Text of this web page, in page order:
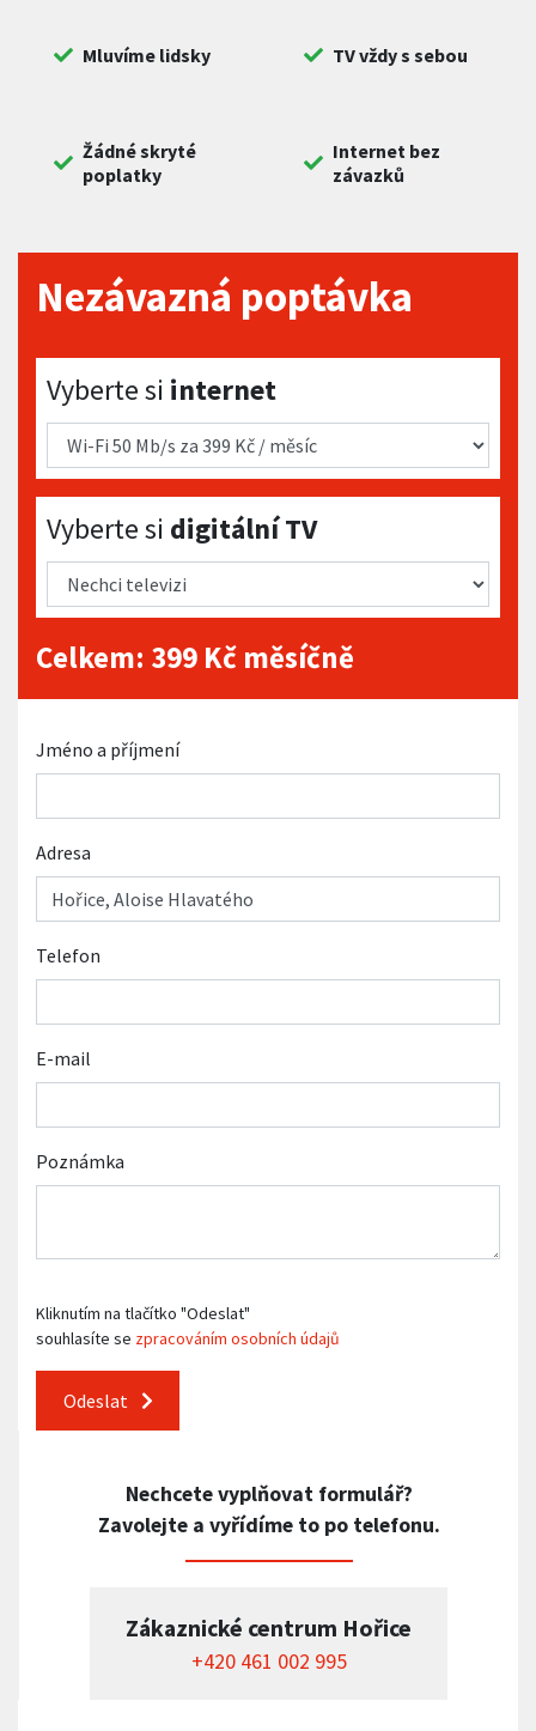
Mluvíme lidsky TV vždy s sebou
Žádné skryté
poplatky
Internet bez
závazků
Nezávazná poptávka
Vyberte si internet
Vyberte si internet
Vyberte si digitální TV
Vyberte si digitální TV
Celkem: 399 Kč měsíčně
Jméno a příjmení
Adresa
Telefon
E-mail
Poznámka
Kliknutím na tlačítko "Odeslat"
souhlasíte se zpracováním osobních údajů
Odeslat
Nechcete vyplňovat formulář?
Zavolejte a vyřídíme to po telefonu.
Zákaznické centrum Hořice
+420 461 002 995